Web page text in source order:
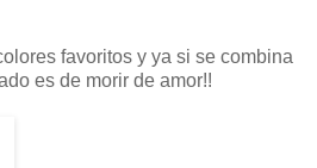
favoritos y ya si se combina
es de morir de amor!!